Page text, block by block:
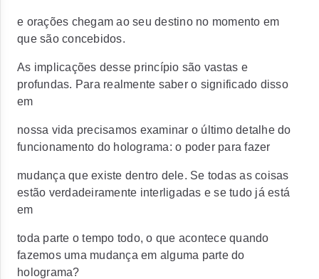
e orações chegam ao seu destino no momento em
que são concebidos.
As implicações desse princípio são vastas e
profundas. Para realmente saber o significado disso
em
nossa vida precisamos examinar o último detalhe do
funcionamento do holograma: o poder para fazer
mudança que existe dentro dele. Se todas as coisas
estão verdadeiramente interligadas e se tudo já está
em
toda parte o tempo todo, o que acontece quando
fazemos uma mudança em alguma parte do
holograma?